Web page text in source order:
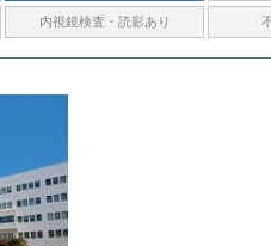
内視鏡検査・読影あり